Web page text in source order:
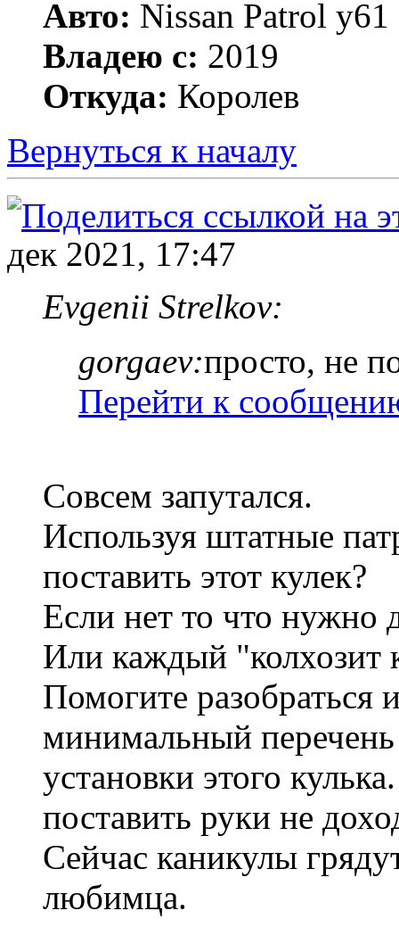
Авто: Nissan Patrol
Владею с: 2019
Откуда: Королев
Вернуться к началу
дек 2021, 17:47
Evgenii Strelkov:
gorgaev:просто, не
Перейти к
Совсем запутался.
Используя штатные
поставить этот кулек?
Если нет то что нужно
Или каждый "колхозит
Помогите разобраться
минимальный
установки этого
поставить руки не
Сейчас каникулы
любимца.